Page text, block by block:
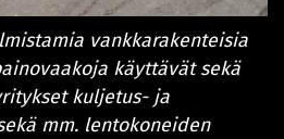
vankkarakenteisia
käyttävät sekä
kuljetus- ja
mm. lentokoneiden